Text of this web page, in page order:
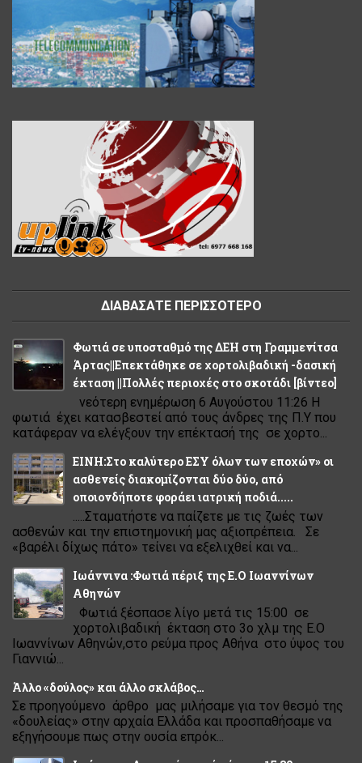
ΔΙΑΒΑΣΑΤΕ ΠΕΡΙΣΣΟΤΕΡΟ
Φωτιά σε υποσταθμό της ΔΕΗ στη Γραμμενίτσα
Άρτας||Επεκτάθηκε σε χορτολιβαδική -δασική
έκταση ||Πολλές περιοχές στο σκοτάδι [βίντεο]
νεότερη ενημέρωση 6 Αυγούστου 11:26 Η
φωτιά έχει κατασβεστεί από τους άνδρες της Π.Υ που
κατάφεραν να ελέγξουν την επέκτασή της σε χορτο...
ΕΙΝΗ:Στο καλύτερο ΕΣΥ όλων των εποχών» οι
ασθενείς διακομίζονται δύο δύο, από
οποιονδήποτε φοράει ιατρική ποδιά.....
.....Σταματήστε να παίζετε με τις ζωές των
ασθενών και την επιστημονική μας αξιοπρέπεια. Σε
«βαρέλι δίχως πάτο» τείνει να εξελιχθεί και να...
Ιωάννινα :Φωτιά πέριξ της Ε.Ο Ιωαννίνων
Αθηνών
Φωτιά ξέσπασε λίγο μετά τις 15:00 σε
χορτολιβαδική έκταση στο 3ο χλμ της Ε.Ο
Ιωαννίνων Αθηνών,στο ρεύμα προς Αθήνα στο ύψος του
Γιαννιώ...
Άλλο «δούλος» και άλλο σκλάβος…
Σε προηγούμενο άρθρο μας μιλήσαμε για τον θεσμό της
«δουλείας» στην αρχαία Ελλάδα και προσπαθήσαμε να
εξηγήσουμε πως στην ουσία επρόκ...